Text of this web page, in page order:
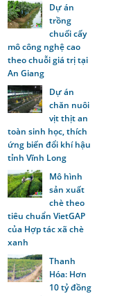
Dự án
trồng
chuối cấy
mô công nghệ cao
theo chuỗi giá trị tại
An Giang
Dự án
chăn nuôi
vịt thịt an
toàn sinh học, thích
ứng biến đổi khí hậu
tỉnh Vĩnh Long
Mô hình
sản xuất
chè theo
tiêu chuẩn VietGAP
của Hợp tác xã chè
xanh
Thanh
Hóa: Hơn
10 tỷ đồng